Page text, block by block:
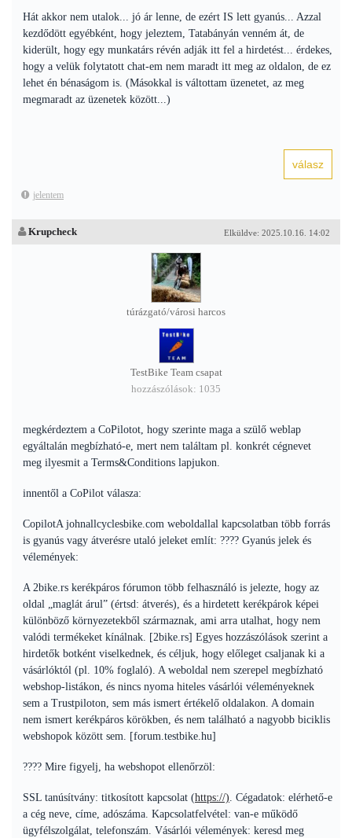
Hát akkor nem utalok... jó ár lenne, de ezért IS lett gyanús... Azzal
kezdődött egyébként, hogy jeleztem, Tatabányán venném át, de
kiderült, hogy egy munkatárs révén adják itt fel a hirdetést... érdekes,
hogy a velük folytatott chat-em nem maradt itt meg az oldalon, de ez
lehet én bénaságom is. (Másokkal is váltottam üzenetet, az meg
megmaradt az üzenetek között...)
jelentem
Elküldve: 2025.10.16. 14:02
Krupcheck
túrázgató/városi harcos
TestBike Team csapat
hozzászólások: 1035
megkérdeztem a CoPilotot, hogy szerinte maga a szülő weblap
egyáltalán megbízható-e, mert nem találtam pl. konkrét cégnevet
meg ilyesmit a Terms&Conditions lapjukon.
innentől a CoPilot válasza:
CopilotA johnallcyclesbike.com weboldallal kapcsolatban több forrás
is gyanús vagy átverésre utaló jeleket említ: ???? Gyanús jelek és
vélemények:
A 2bike.rs kerékpáros fórumon több felhasználó is jelezte, hogy az
oldal „maglát árul” (értsd: átverés), és a hirdetett kerékpárok képei
különböző környezetekből származnak, ami arra utalhat, hogy nem
valódi termékeket kínálnak. [2bike.rs] Egyes hozzászólások szerint a
hirdetők botként viselkednek, és céljuk, hogy előleget csaljanak ki a
vásárlóktól (pl. 10% foglaló). A weboldal nem szerepel megbízható
webshop-listákon, és nincs nyoma hiteles vásárlói véleményeknek
sem a Trustpiloton, sem más ismert értékelő oldalakon. A domain
nem ismert kerékpáros körökben, és nem található a nagyobb biciklis
webshopok között sem. [forum.testbike.hu]
???? Mire figyelj, ha webshopot ellenőrzöl:
SSL tanúsítvány: titkosított kapcsolat (https://). Cégadatok: elérhető-e
a cég neve, címe, adószáma. Kapcsolatfelvétel: van-e működő
ügyfélszolgálat, telefonszám. Vásárlói vélemények: keresd meg